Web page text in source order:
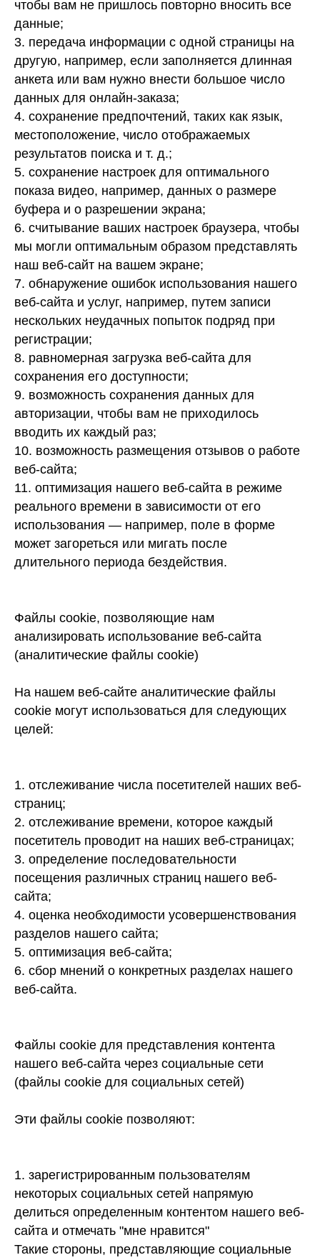
чтобы вам не пришлось повторно вносить все
данные;
3. передача информации с одной страницы на
другую, например, если заполняется длинная
анкета или вам нужно внести большое число
данных для онлайн-заказа;
4. сохранение предпочтений, таких как язык,
местоположение, число отображаемых
результатов поиска и т. д.;
5. сохранение настроек для оптимального
показа видео, например, данных о размере
буфера и о разрешении экрана;
6. считывание ваших настроек браузера, чтобы
мы могли оптимальным образом представлять
наш веб-сайт на вашем экране;
7. обнаружение ошибок использования нашего
веб-сайта и услуг, например, путем записи
нескольких неудачных попыток подряд при
регистрации;
8. равномерная загрузка веб-сайта для
сохранения его доступности;
9. возможность сохранения данных для
авторизации, чтобы вам не приходилось
вводить их каждый раз;
10. возможность размещения отзывов о работе
веб-сайта;
11. оптимизация нашего веб-сайта в режиме
реального времени в зависимости от его
использования — например, поле в форме
может загореться или мигать после
длительного периода бездействия.
Файлы cookie, позволяющие нам
анализировать использование веб-сайта
(аналитические файлы cookie)
На нашем веб-сайте аналитические файлы
cookie могут использоваться для следующих
целей:
1. отслеживание числа посетителей наших веб-
страниц;
2. отслеживание времени, которое каждый
посетитель проводит на наших веб-страницах;
3. определение последовательности
посещения различных страниц нашего веб-
сайта;
4. оценка необходимости усовершенствования
разделов нашего сайта;
5. оптимизация веб-сайта;
6. сбор мнений о конкретных разделах нашего
веб-сайта.
Файлы cookie для представления контента
нашего веб-сайта через социальные сети
(файлы cookie для социальных сетей)
Эти файлы cookie позволяют:
1. зарегистрированным пользователям
некоторых социальных сетей напрямую
делиться определенным контентом нашего веб-
сайта и отмечать "мне нравится"
Такие стороны, представляющие социальные